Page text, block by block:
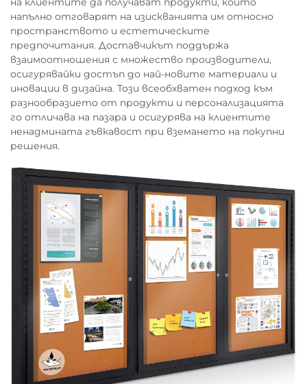
напълно отговарят на изискванията им относно
пространството и естетическите
предпочитания. Доставчикът поддържа
взаимоотношения с множество производители,
осигурявайки достъп до най-новите материали и
иновации в дизайна. Този всеобхватен подход към
разнообразието от продукти и персонализацията
го отличава на пазара и осигурява на клиентите
ненадмината гъвкавост при вземането на покупни
решения.